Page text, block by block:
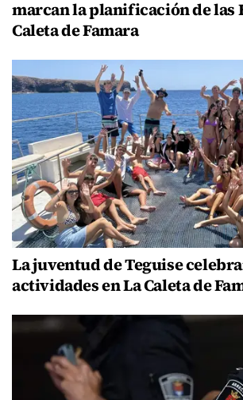
marcan la planificación de las
Caleta de Famara
La juventud de Teguise
actividades en La Caleta de